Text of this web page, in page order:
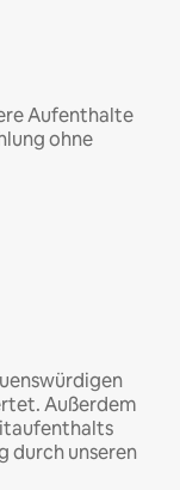
Aufenthalte
ohne
Außerdem
durch unseren